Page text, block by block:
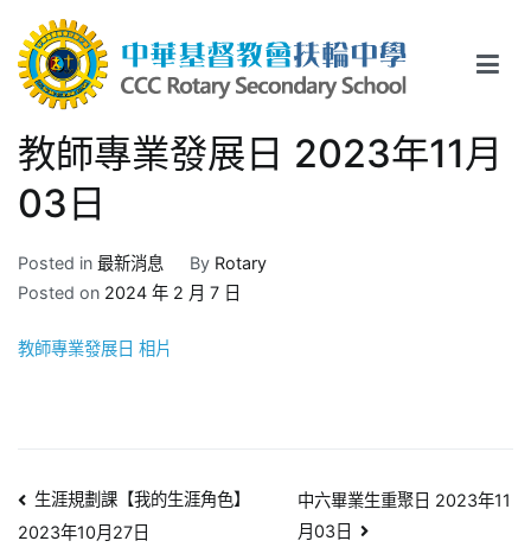
content
中華基督教會扶輪中學
教師專業發展日 2023年11月
03日
Posted in 最新消息 By Rotary
Posted on 2024 年 2 月 7 日
教師專業發展日 相片
文生涯規劃課【我的生涯角色】
2023年10月27日
中六畢業生重聚日 2023年11
月03日